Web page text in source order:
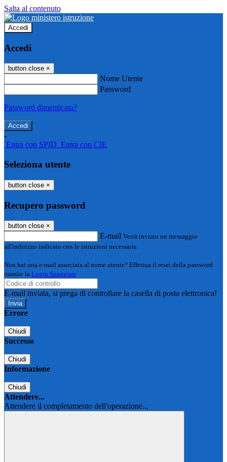
Salta al contenuto
Accedi
Accedi
button close ×
Nome Utente
Password
Password dimenticata?
-
Entra con SPID Entra con CIE
Seleziona utente
button close ×
Recupero password
button close ×
E-mail Verrà inviato un messaggio
all'indirizzo indicato con le istruzioni necessarie.
Non hai una e-mail associata al nome utente? Effettua il reset della password
tramite la Login Spaggiari
E-mail inviata, si prega di controllare la casella di posta elettronica!
Errore
Chiudi
Successo
Chiudi
Informazione
Chiudi
Attendere...
Attendere il completamento dell'operazione...